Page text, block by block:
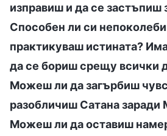
изправиш и да се застъпиш
Способен ли си
практикуваш истината?
да се бориш срещу всички
Можеш ли да загърбиш
разобличиш Сатана заради
Можеш ли да оставиш